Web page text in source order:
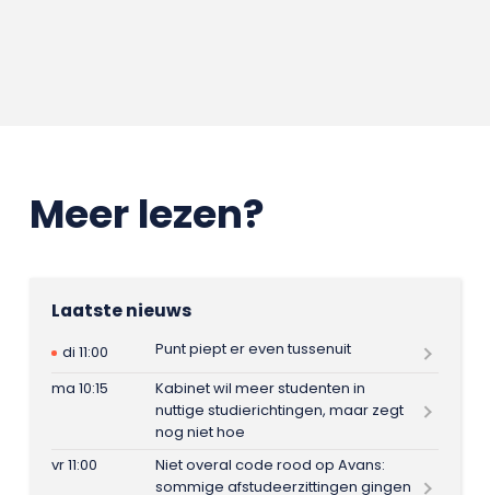
Meer lezen?
Laatste nieuws
di 11:00
Punt piept er even tussenuit
ma 10:15
Kabinet wil meer studenten in
nuttige studierichtingen, maar zegt
nog niet hoe
vr 11:00
Niet overal code rood op Avans:
sommige afstudeerzittingen gingen